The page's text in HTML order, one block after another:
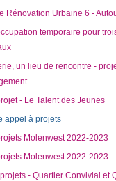
Rénovation Urbaine 6 -
temporaire pour
un lieu de rencontre -
- Le Talent des Jeunes
appel à projets
Molenwest 2022-2023
Molenwest 2022-2023
- Quartier Convivial et